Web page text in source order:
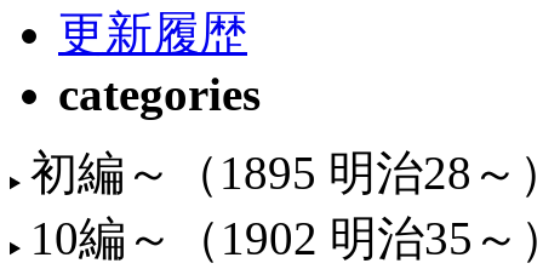
更新履歴
categories
初編～（1895 明治28～
10編～（1902 明治35～